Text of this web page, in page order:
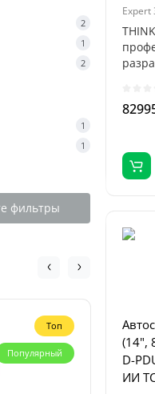
2
1
2
1
1
фильтры
Топ
Популярный
Expert
(14",
D-
ИИ